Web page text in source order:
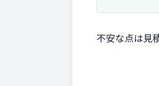
不安な点は見